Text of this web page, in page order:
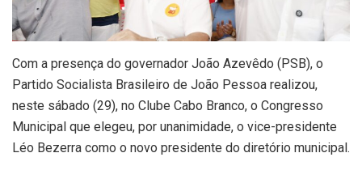
Com a presença do governador João Azevêdo (PSB), o
Partido Socialista Brasileiro de João Pessoa realizou,
neste sábado (29), no Clube Cabo Branco, o Congresso
Municipal que elegeu, por unanimidade, o vice-presidente
Léo Bezerra como o novo presidente do diretório municipal.